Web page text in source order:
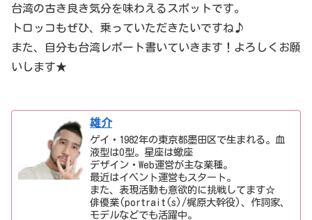
台湾の古き良き気分を味わえるスポットです。
トロッコもぜひ、乗っていただきたいですね♪
また、自分も台湾レポート書いていきます！よろしくお願
いします★
雄介
ゲイ・1982年の東京都墨田区で生まれる。血
液型はO型。星座は蠍座
デザイン・Web運営が主な業種。
最近はイベント運営もスタート。
また、表現活動も意欲的に挑戦してます☆
俳優業(portrait(s)/梶原大幹役)、作詞家、
モデルなどでも活躍中。